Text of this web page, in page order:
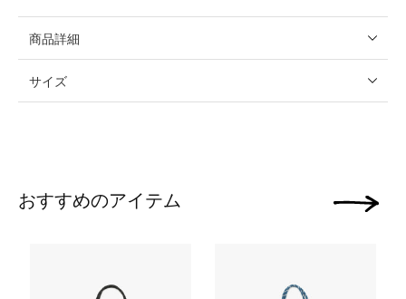
商品詳細
サイズ
おすすめのアイテム 次の画像